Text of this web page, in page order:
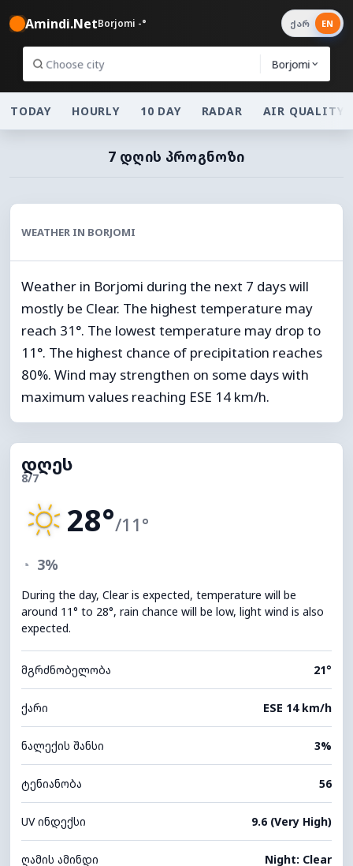
Amindi.NetBorjomi -°
Borjomi
ქარ EN
TODAY HOURLY 10 DAY RADAR AIR QUALITY
7 ᲓᲦᲘᲡ ᲞᲠᲝᲒᲜᲝᲖᲘ
WEATHER IN BORJOMI
Weather in Borjomi during the next 7 days will
mostly be Clear. The highest temperature may
reach 31°. The lowest temperature may drop to
11°. The highest chance of precipitation reaches
80%. Wind may strengthen on some days with
maximum values reaching ESE 14 km/h.
დღეს
8/7
28°/11°
◔ 3%
During the day, Clear is expected, temperature will be
around 11° to 28°, rain chance will be low, light wind is also
expected.
მგრძნობელობა 21°
ქარი ESE 14 km/h
ნალექის შანსი 3%
ტენიანობა 56
UV ინდექსი 9.6 (Very High)
ღამის ამინდი Night: Clear